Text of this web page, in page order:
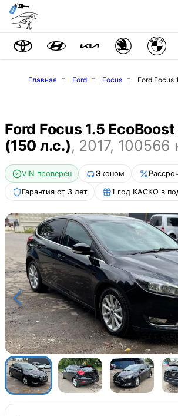
Главная Ford Focus Ford Focus
Ford Focus 1.5 EcoBoost
(150 л.с.), 2017, 100566
VIN проверен Эконом
Гарантия от 3 лет 1 год КАСКО в